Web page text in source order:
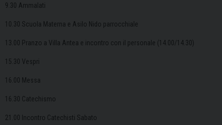
9.30 Ammalati
10.30 Scuola Materna e Asilo Nido parrocchiale
13.00 Pranzo a Villa Antea e incontro con il personale (14.00/14.30)
15.30 Vespri
16.00 Messa
16.30 Catechismo
21.00 Incontro Catechisti Sabato